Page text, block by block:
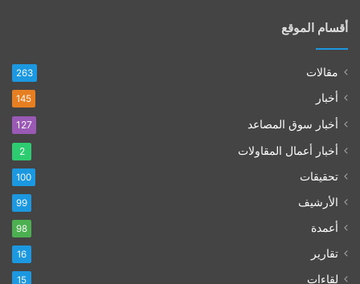
أقسام الموقع
مقالات 263
أخبار 145
أخبار سوق المصاعد 127
أخبار أعمال المقاولات 2
تحقيقات 100
الأرشيف 99
أعمدة 98
تقارير 16
لقاءات 15